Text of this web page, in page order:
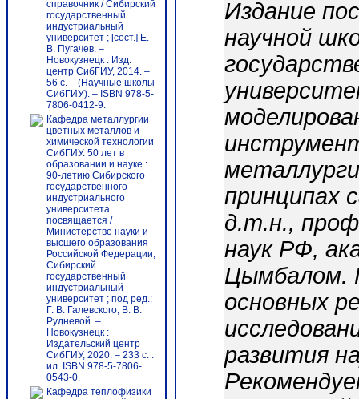
справочник / Сибирский
государственный
индустриальный
университет ; [сост.] Е.
В. Пугачев. –
Новокузнецк : Изд.
центр СибГИУ, 2014. –
56 c. – (Научные школы
СибГИУ). – ISBN 978-5-
7806-0412-9.
Кафедра металлургии
цветных металлов и
химической технологии
СибГИУ. 50 лет в
образовании и науке :
90-летию Сибирского
государственного
индустриального
университета
посвящается /
Министерство науки и
высшего образования
Российской Федерации,
Сибирский
государственный
индустриальный
университет ; под ред.:
Г. В. Галевского, В. В.
Рудневой. –
Новокузнецк :
Издательский центр
СибГИУ, 2020. – 233 с. :
ил. ISBN 978-5-7806-
0543-0.
Кафедра теплофизики
Издание
научной
принципах
д.т.н.,
наук РФ,
Цымбалом.
основных
развития